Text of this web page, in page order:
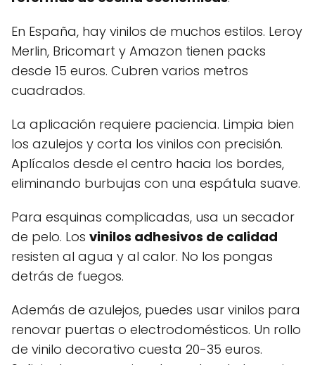
En España, hay vinilos de muchos estilos. Leroy
Merlin, Bricomart y Amazon tienen packs
desde 15 euros. Cubren varios metros
cuadrados.
La aplicación requiere paciencia. Limpia bien
los azulejos y corta los vinilos con precisión.
Aplícalos desde el centro hacia los bordes,
eliminando burbujas con una espátula suave.
Para esquinas complicadas, usa un secador
de pelo. Los vinilos adhesivos de calidad
resisten al agua y al calor. No los pongas
detrás de fuegos.
Además de azulejos, puedes usar vinilos para
renovar puertas o electrodomésticos. Un rollo
de vinilo decorativo cuesta 20-35 euros.